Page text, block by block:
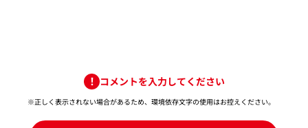
コメントを入力してください
※正しく表示されない場合があるため、環境依存文字の使用はお控えください。​